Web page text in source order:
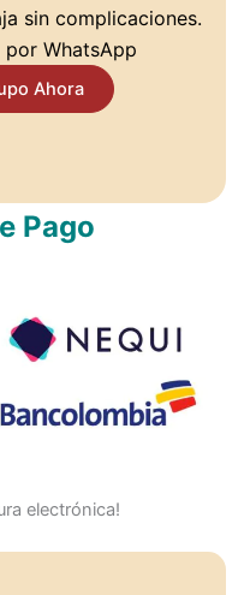
sin complicaciones.
WhatsApp
Ahora
Pago
electrónica!